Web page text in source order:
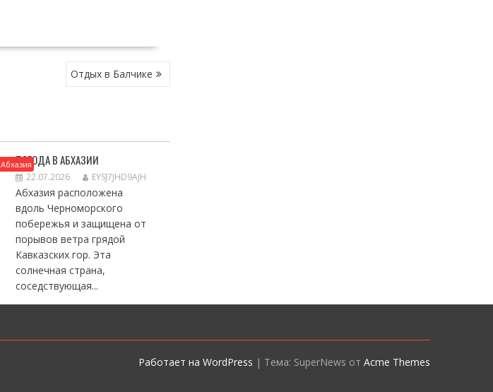
Отдых в Балчике
АбхазияПОГОДА В АБХАЗИИ
22.07.2026 EYSJ7JHD9AJH
Абхазия расположена
вдоль Черноморского
побережья и защищена от
порывов ветра грядой
Кавказских гор. Эта
солнечная страна,
соседствующая...
Работает на WordPress | Тема: SuperNews от Acme Themes